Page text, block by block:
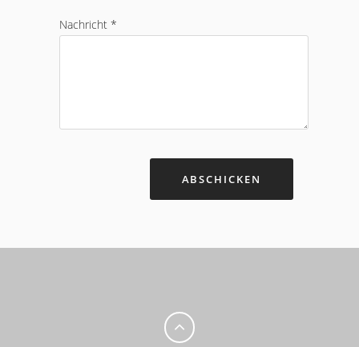
Nachricht *